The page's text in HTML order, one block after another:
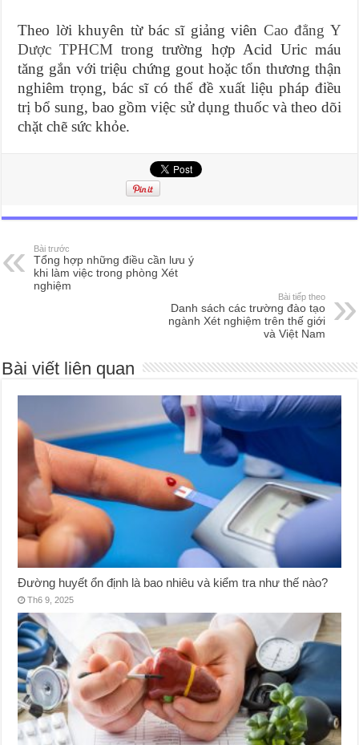
Theo lời khuyên từ bác sĩ giảng viên Cao đẳng Y
Dược TPHCM trong trường hợp Acid Uric máu
tăng gắn với triệu chứng gout hoặc tổn thương thận
nghiêm trọng, bác sĩ có thể đề xuất liệu pháp điều
trị bổ sung, bao gồm việc sử dụng thuốc và theo dõi
chặt chẽ sức khỏe.
Bài trước
Tổng hợp những điều cần lưu ý
khi làm việc trong phòng Xét
nghiệm
Bài tiếp theo
Danh sách các trường đào tạo
ngành Xét nghiệm trên thế giới
và Việt Nam
Bài viết liên quan
Đường huyết ổn định là bao nhiêu và kiểm tra như thế nào?
Th6 9, 2025